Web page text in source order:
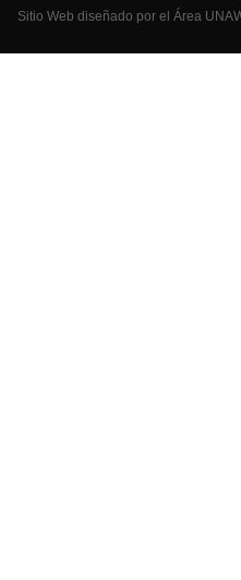
Sitio Web diseñado por el Área